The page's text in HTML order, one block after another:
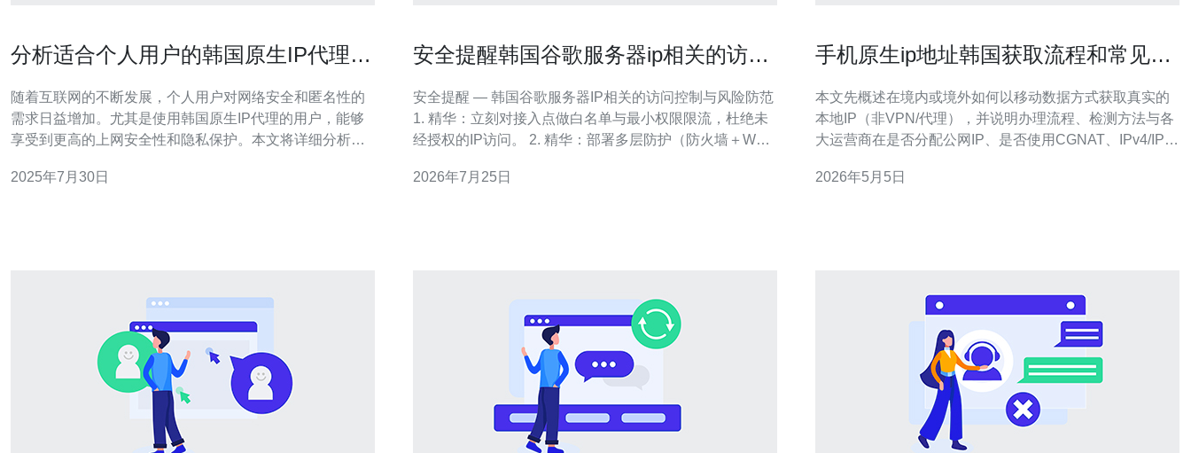
分析适合个人用户的韩国原生IP代理选
随着互联网的不断发展，个人用户对网络安全和匿名性的
需求日益增加。尤其是使用韩国原生IP代理的用户，能够
享受到更高的上网安全性和隐私保护。本文将详细分析适
选择。 什么是韩国原生IP代理？ 韩国原生IP代理是指通过
2025年7月30日
安全提醒韩国谷歌服务器ip相关的访问
安全提醒 — 韩国谷歌服务器IP相关的访问控制与风险防范
1. 精华：立刻对接入点做白名单与最小权限限流，杜绝未
经授权的IP访问。 2. 精华：部署多层防护（防火墙＋WAF
华：开启集中化日志审计与实时告警，结合应急预案做到
2026年7月25日
手机原生ip地址韩国获取流程和常见运
本文先概述在境内或境外如何以移动数据方式获取真实的
本地IP（非VPN/代理），并说明办理流程、检测方法与各
大运营商在是否分配公网IP、是否使用CGNAT、IPv4/IPv6
用替代方案。 需要准备多少材料才能开始获取手机原生IP
2026年5月5日